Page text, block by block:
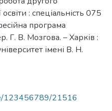
: спеціальність 075
програма
Г. В. Мозгова. – Харків :
імені В. Н.
123456789/21516